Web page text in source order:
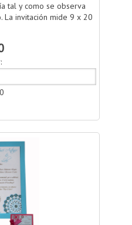
tal y como se observa
La invitación mide 9 x 20